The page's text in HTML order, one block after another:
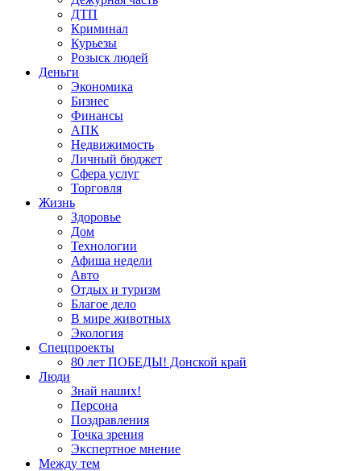
ДТП
Криминал
Курьезы
Розыск людей
Деньги
Экономика
Бизнес
Финансы
АПК
Недвижимость
Личный бюджет
Сфера услуг
Торговля
Жизнь
Здоровье
Дом
Технологии
Афиша недели
Авто
Отдых и туризм
Благое дело
В мире животных
Экология
Спецпроекты
80 лет ПОБЕДЫ! Донской край
Люди
Знай наших!
Персона
Поздравления
Точка зрения
Экспертное мнение
Между тем